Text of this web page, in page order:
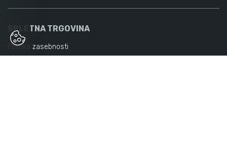
SPLETNA TRGOVINA
Politika zasebnosti